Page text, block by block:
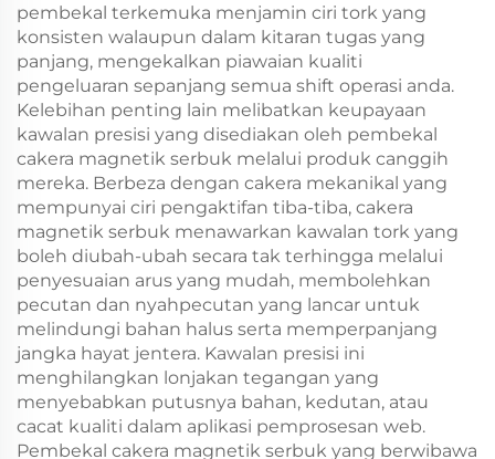
pembekal terkemuka menjamin ciri tork yang
konsisten walaupun dalam kitaran tugas yang
panjang, mengekalkan piawaian kualiti
pengeluaran sepanjang semua shift operasi anda.
Kelebihan penting lain melibatkan keupayaan
kawalan presisi yang disediakan oleh pembekal
cakera magnetik serbuk melalui produk canggih
mereka. Berbeza dengan cakera mekanikal yang
mempunyai ciri pengaktifan tiba-tiba, cakera
magnetik serbuk menawarkan kawalan tork yang
boleh diubah-ubah secara tak terhingga melalui
penyesuaian arus yang mudah, membolehkan
pecutan dan nyahpecutan yang lancar untuk
melindungi bahan halus serta memperpanjang
jangka hayat jentera. Kawalan presisi ini
menghilangkan lonjakan tegangan yang
menyebabkan putusnya bahan, kedutan, atau
cacat kualiti dalam aplikasi pemprosesan web.
Pembekal cakera magnetik serbuk yang berwibawa